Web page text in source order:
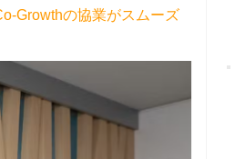
Growthの協業がスムーズ